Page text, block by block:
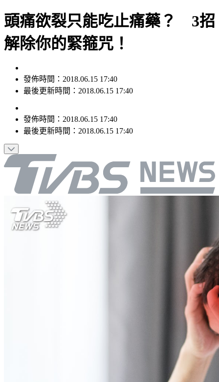
頭痛欲裂只能吃止痛藥？ 3招
解除你的緊箍咒！
發佈時間：2018.06.15 17:40
最後更新時間：2018.06.15 17:40
發佈時間： 2018.06.15 17:40
最後更新時間： 2018.06.15 17:40